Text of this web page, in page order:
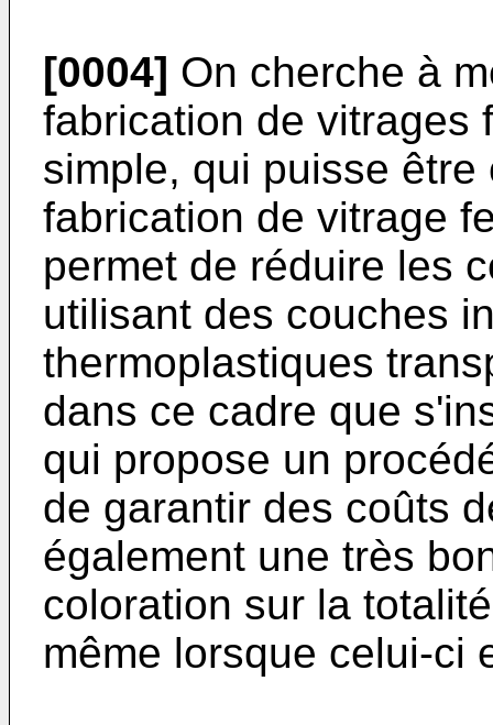
[0004] On cherche à
fabrication de vitrages
simple, qui puisse
fabrication de vitrage
permet de réduire les
utilisant des couches
thermoplastiques
dans ce cadre que
qui propose un
de garantir des coûts
également une très
coloration sur la
même lorsque celui-ci